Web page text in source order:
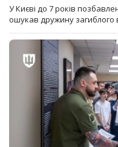
У Києві до 7 років
ошукав дружину загиблого